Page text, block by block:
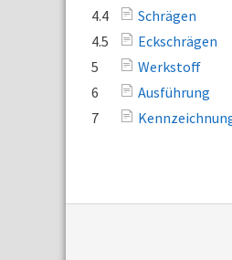
4.4
Schrägen
4.5
Eckschrägen
5
Werkstoff
6
Ausführung
7